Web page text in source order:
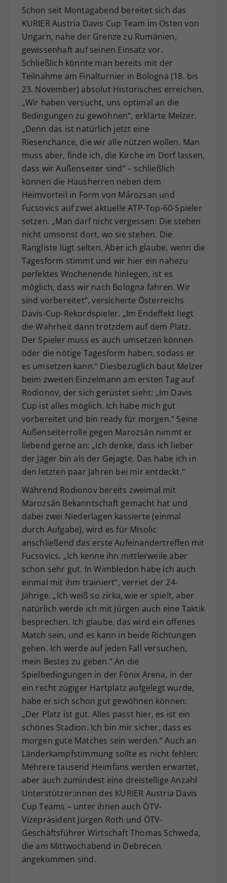
Schon seit Montagabend bereitet sich das
KURIER Austria Davis Cup Team im Osten von
Ungarn, nahe der Grenze zu Rumänien,
gewissenhaft auf seinen Einsatz vor.
Schließlich könnte man bereits mit der
Teilnahme am Finalturnier in Bologna (18. bis
23. November) absolut Historisches erreichen.
„Wir haben versucht, uns optimal an die
Bedingungen zu gewöhnen“, erklärte Melzer.
„Denn das ist natürlich jetzt eine
Riesenchance, die wir alle nützen wollen. Man
muss aber, finde ich, die Kirche im Dorf lassen,
dass wir Außenseiter sind“ – schließlich
können die Hausherren neben dem
Heimvorteil in Form von Mározsan und
Fucsovics auf zwei aktuelle ATP-Top-60-Spieler
setzen. „Man darf nicht vergessen: Die stehen
nicht umsonst dort, wo sie stehen. Die
Rangliste lügt selten. Aber ich glaube, wenn die
Tagesform stimmt und wir hier ein nahezu
perfektes Wochenende hinlegen, ist es
möglich, dass wir nach Bologna fahren. Wir
sind vorbereitet“, versicherte Österreichs
Davis-Cup-Rekordspieler. „Im Endeffekt liegt
die Wahrheit dann trotzdem auf dem Platz.
Der Spieler muss es auch umsetzen können
oder die nötige Tagesform haben, sodass er
es umsetzen kann.“ Diesbezüglich baut Melzer
beim zweiten Einzelmann am ersten Tag auf
Rodionov, der sich gerüstet sieht: „Im Davis
Cup ist alles möglich. Ich habe mich gut
vorbereitet und bin ready für morgen.“ Seine
Außenseiterrolle gegen Marozsán nimmt er
liebend gerne an: „Ich denke, dass ich lieber
der Jäger bin als der Gejagte. Das habe ich in
den letzten paar Jahren bei mir entdeckt.“
Während Rodionov bereits zweimal mit
Marozsán Bekanntschaft gemacht hat und
dabei zwei Niederlagen kassierte (einmal
durch Aufgabe), wird es für Misolic
anschließend das erste Aufeinandertreffen mit
Fucsovics. „Ich kenne ihn mittlerweile aber
schon sehr gut. In Wimbledon habe ich auch
einmal mit ihm trainiert“, verriet der 24-
Jährige. „Ich weiß so zirka, wie er spielt, aber
natürlich werde ich mit Jürgen auch eine Taktik
besprechen. Ich glaube, das wird ein offenes
Match sein, und es kann in beide Richtungen
gehen. Ich werde auf jeden Fall versuchen,
mein Bestes zu geben.“ An die
Spielbedingungen in der Fönix Arena, in der
ein recht zügiger Hartplatz aufgelegt wurde,
habe er sich schon gut gewöhnen können:
„Der Platz ist gut. Alles passt hier, es ist ein
schönes Stadion. Ich bin mir sicher, dass es
morgen gute Matches sein werden.“ Auch an
Länderkampfstimmung sollte es nicht fehlen:
Mehrere tausend Heimfans werden erwartet,
aber auch zumindest eine dreistellige Anzahl
Unterstützer:innen des KURIER Austria Davis
Cup Teams – unter ihnen auch ÖTV-
Vizepräsident Jürgen Roth und ÖTV-
Geschäftsführer Wirtschaft Thomas Schweda,
die am Mittwochabend in Debrecen
angekommen sind.